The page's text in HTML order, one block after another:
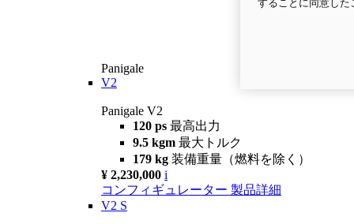
Panigale
V2
Panigale V2
120 ps 最高出力
9.5 kgm 最大トルク
179 kg 装備重量（燃料を除く）
¥ 2,230,000 i
コンフィギュレーター 製品詳細
V2 S
することに同意し